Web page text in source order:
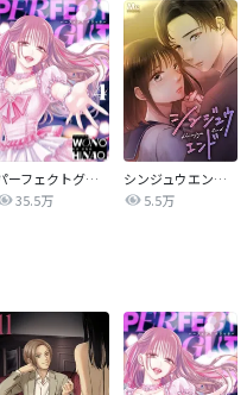
パーフェクトグリッター
35.5万
シンジュウエンド【タテヨミ】
5.5万